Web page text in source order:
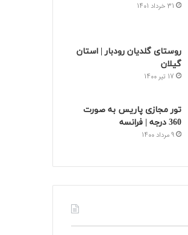
31 خرداد 1401
روستای گلدیان رودبار | استان
گیلان
17 تیر 1400
تور مجازی پاریس به صورت
360 درجه | فرانسه
9 مرداد 1400